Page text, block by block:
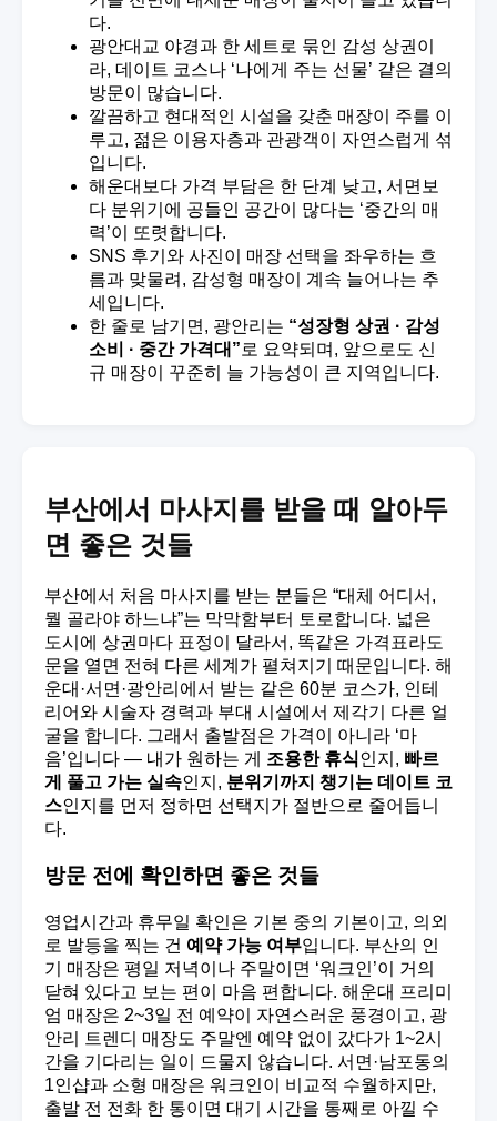
다.
광안대교 야경과 한 세트로 묶인 감성 상권이
라, 데이트 코스나 ‘나에게 주는 선물’ 같은 결의
방문이 많습니다.
깔끔하고 현대적인 시설을 갖춘 매장이 주를 이
루고, 젊은 이용자층과 관광객이 자연스럽게 섞
입니다.
해운대보다 가격 부담은 한 단계 낮고, 서면보
다 분위기에 공들인 공간이 많다는 ‘중간의 매
력’이 또렷합니다.
SNS 후기와 사진이 매장 선택을 좌우하는 흐
름과 맞물려, 감성형 매장이 계속 늘어나는 추
세입니다.
한 줄로 남기면, 광안리는 “성장형 상권 · 감성
소비 · 중간 가격대”로 요약되며, 앞으로도 신
규 매장이 꾸준히 늘 가능성이 큰 지역입니다.
부산에서 마사지를 받을 때 알아두
면 좋은 것들
부산에서 처음 마사지를 받는 분들은 “대체 어디서,
뭘 골라야 하느냐”는 막막함부터 토로합니다. 넓은
도시에 상권마다 표정이 달라서, 똑같은 가격표라도
문을 열면 전혀 다른 세계가 펼쳐지기 때문입니다. 해
운대·서면·광안리에서 받는 같은 60분 코스가, 인테
리어와 시술자 경력과 부대 시설에서 제각기 다른 얼
굴을 합니다. 그래서 출발점은 가격이 아니라 ‘마
음’입니다 — 내가 원하는 게 조용한 휴식인지, 빠르
게 풀고 가는 실속인지, 분위기까지 챙기는 데이트 코
스인지를 먼저 정하면 선택지가 절반으로 줄어듭니
다.
방문 전에 확인하면 좋은 것들
영업시간과 휴무일 확인은 기본 중의 기본이고, 의외
로 발등을 찍는 건 예약 가능 여부입니다. 부산의 인
기 매장은 평일 저녁이나 주말이면 ‘워크인’이 거의
닫혀 있다고 보는 편이 마음 편합니다. 해운대 프리미
엄 매장은 2~3일 전 예약이 자연스러운 풍경이고, 광
안리 트렌디 매장도 주말엔 예약 없이 갔다가 1~2시
간을 기다리는 일이 드물지 않습니다. 서면·남포동의
1인샵과 소형 매장은 워크인이 비교적 수월하지만,
출발 전 전화 한 통이면 대기 시간을 통째로 아낄 수